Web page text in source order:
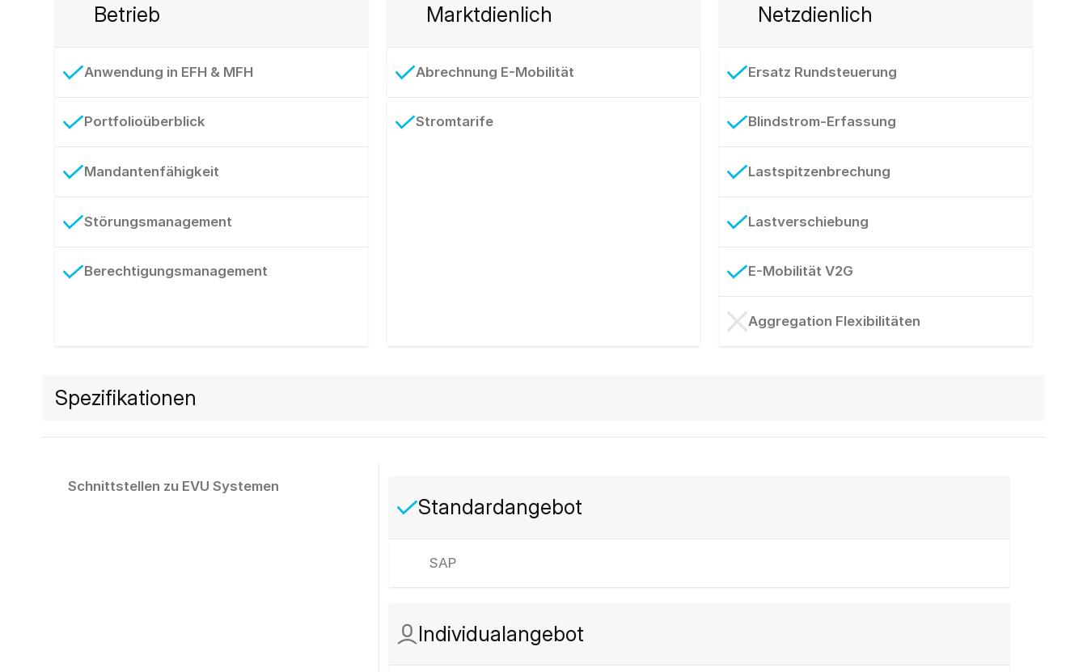
Betrieb
Anwendung in EFH & MFH
Portfolioüberblick
Mandantenfähigkeit
Störungsmanagement
Berechtigungsmanagement
Marktdienlich
Abrechnung E-Mobilität
Stromtarife
Netzdienlich
Ersatz Rundsteuerung
Blindstrom-Erfassung
Lastspitzenbrechung
Lastverschiebung
E-Mobilität V2G
Aggregation Flexibilitäten
Spezifikationen
Schnittstellen zu EVU Systemen
Standardangebot
SAP
Individualangebot